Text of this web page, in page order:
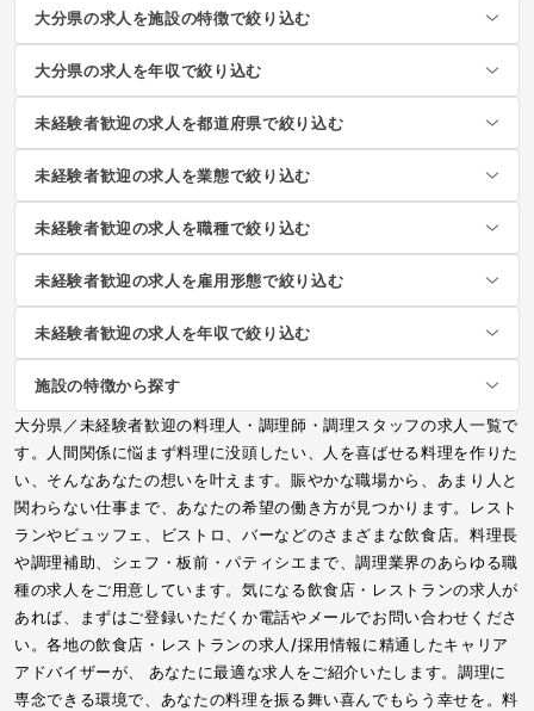
大分県の求人を施設の特徴で絞り込む
大分県の求人を年収で絞り込む
未経験者歓迎の求人を都道府県で絞り込む
未経験者歓迎の求人を業態で絞り込む
未経験者歓迎の求人を職種で絞り込む
未経験者歓迎の求人を雇用形態で絞り込む
未経験者歓迎の求人を年収で絞り込む
施設の特徴から探す
大分県／未経験者歓迎の料理人・調理師・調理スタッフの求人一覧で
す。人間関係に悩まず料理に没頭したい、人を喜ばせる料理を作りた
い、そんなあなたの想いを叶えます。賑やかな職場から、あまり人と
関わらない仕事まで、あなたの希望の働き方が見つかります。レスト
ランやビュッフェ、ビストロ、バーなどのさまざまな飲食店。料理長
や調理補助、シェフ・板前・パティシエまで、調理業界のあらゆる職
種の求人をご用意しています。気になる飲食店・レストランの求人が
あれば、まずはご登録いただくか電話やメールでお問い合わせくださ
い。各地の飲食店・レストランの求人/採用情報に精通したキャリア
アドバイザーが、 あなたに最適な求人をご紹介いたします。調理に
専念できる環境で、あなたの料理を振る舞い喜んでもらう幸せを。料